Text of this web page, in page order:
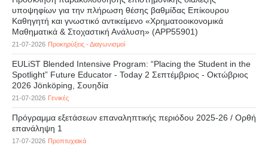
υποψηφίων για την πλήρωση θέσης βαθμίδας Επίκουρου
Καθηγητή και γνωστικό αντικείμενο «Χρηματοοικονομικά
Μαθηματικά & Στοχαστική Ανάλυση» (APP55901)
21-07-2026 Προκηρύξεις - Διαγωνισμοί
EULiST Blended Intensive Program: “Placing the Student in the
Spotlight” Future Educator - Today 2 Σεπτέμβριος - Οκτώβριος
2026 Jönköping, Σουηδία
21-07-2026 Γενικές
Πρόγραμμα εξετάσεων επαναληπτικής περιόδου 2025-26 / Ορθή
επανάληψη 1
17-07-2026 Προπτυχιακά